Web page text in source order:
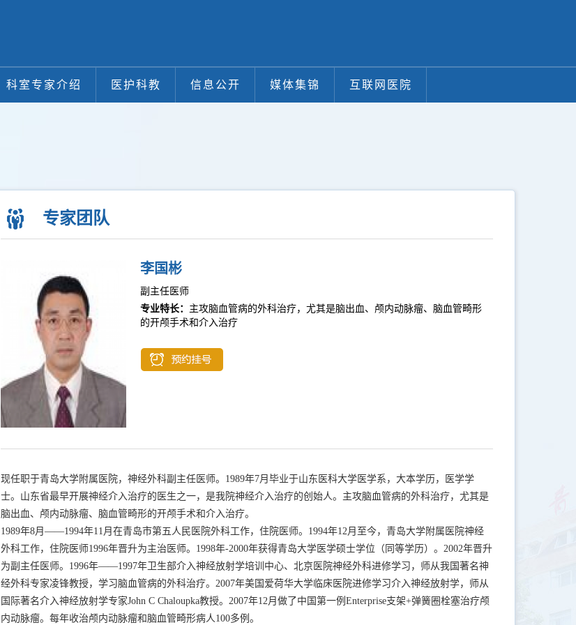
科室专家介绍 医护科教 信息公开 媒体集锦 互联网医院
专家团队
李国彬
副主任医师
专业特长： 主攻脑血管病的外科治疗，尤其是脑出血、颅内动脉瘤、脑血管畸形
的开颅手术和介入治疗
现任职于青岛大学附属医院，神经外科副主任医师。1989年7月毕业于山东医科大学医学系，大本学历，医学学
士。山东省最早开展神经介入治疗的医生之一，是我院神经介入治疗的创始人。主攻脑血管病的外科治疗，尤其是
脑出血、颅内动脉瘤、脑血管畸形的开颅手术和介入治疗。
1989年8月——1994年11月在青岛市第五人民医院外科工作，住院医师。1994年12月至今，青岛大学附属医院神经
外科工作，住院医师1996年晋升为主治医师。1998年-2000年获得青岛大学医学硕士学位（同等学历）。2002年晋升
为副主任医师。1996年——1997年卫生部介入神经放射学培训中心、北京医院神经外科进修学习，师从我国著名神
经外科专家凌锋教授，学习脑血管病的外科治疗。2007年美国爱荷华大学临床医院进修学习介入神经放射学，师从
国际著名介入神经放射学专家John C Chaloupka教授。2007年12月做了中国第一例Enterprise支架+弹簧圈栓塞治疗颅
内动脉瘤。每年收治颅内动脉瘤和脑血管畸形病人100多例。